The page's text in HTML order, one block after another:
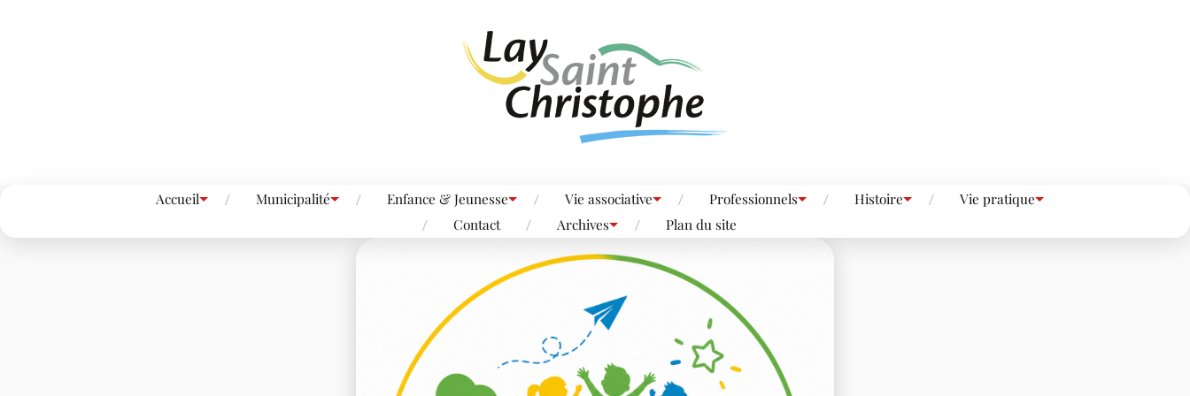
Accueil Municipalité Enfance & Jeunesse Vie associative Professionnels Histoire
Vie pratique
Contact
Archives Plan du site